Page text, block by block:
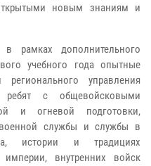
новым знаниям и
рамках дополнительного
учебного года опытные
управления
ребят с общевойсковыми
и огневой подготовки,
военной службы и службы в
истории и традициях
империи, внутренних войск